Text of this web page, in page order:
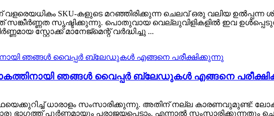
SKU-കളുടെ മറഞ്ഞിരിക്കുന്ന ചെലവ് ഒരു വലിയ ഉൽപ്പന്ന
സൃഷ്ടിക്കുന്നു. പൊതുവായ വെല്ലുവിളികളിൽ ഇവ
സ്റ്റോക്ക് മാനേജ്മെന്റ് വർദ്ധിച്ചു ...
ഞങ്ങൾ വൈപ്പർ ബ്ലേഡുകൾ എങ്ങനെ
ധാരാളം സംസാരിക്കുന്നു. അതിന് നല്ല കാരണവുമുണ്ട്:
ഭാഗത്ത് പൂർണ്ണമായും പരാജയപ്പെടാം. എന്നാൽ സംസാരിക്കുന്നതും